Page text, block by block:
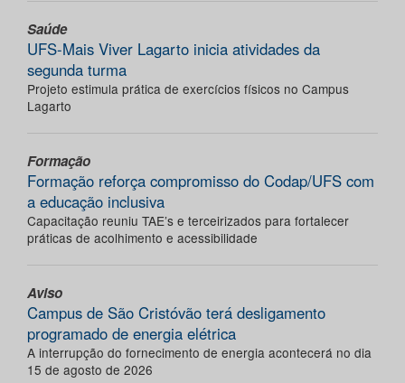
Saúde
UFS-Mais Viver Lagarto inicia atividades da
segunda turma
Projeto estimula prática de exercícios físicos no Campus
Lagarto
Formação
Formação reforça compromisso do Codap/UFS com
a educação inclusiva
Capacitação reuniu TAE’s e terceirizados para fortalecer
práticas de acolhimento e acessibilidade
Aviso
Campus de São Cristóvão terá desligamento
programado de energia elétrica
A interrupção do fornecimento de energia acontecerá no dia
15 de agosto de 2026